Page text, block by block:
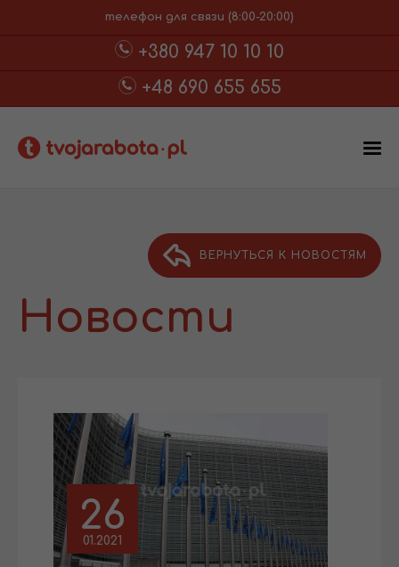
телефон для связи (8:00-20:00)
+380 947 10 10 10
+48 690 655 655
ВЕРНУТЬСЯ К НОВОСТЯМ
Новости
26
01.2021